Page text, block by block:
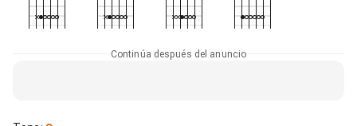
Continúa después del anuncio